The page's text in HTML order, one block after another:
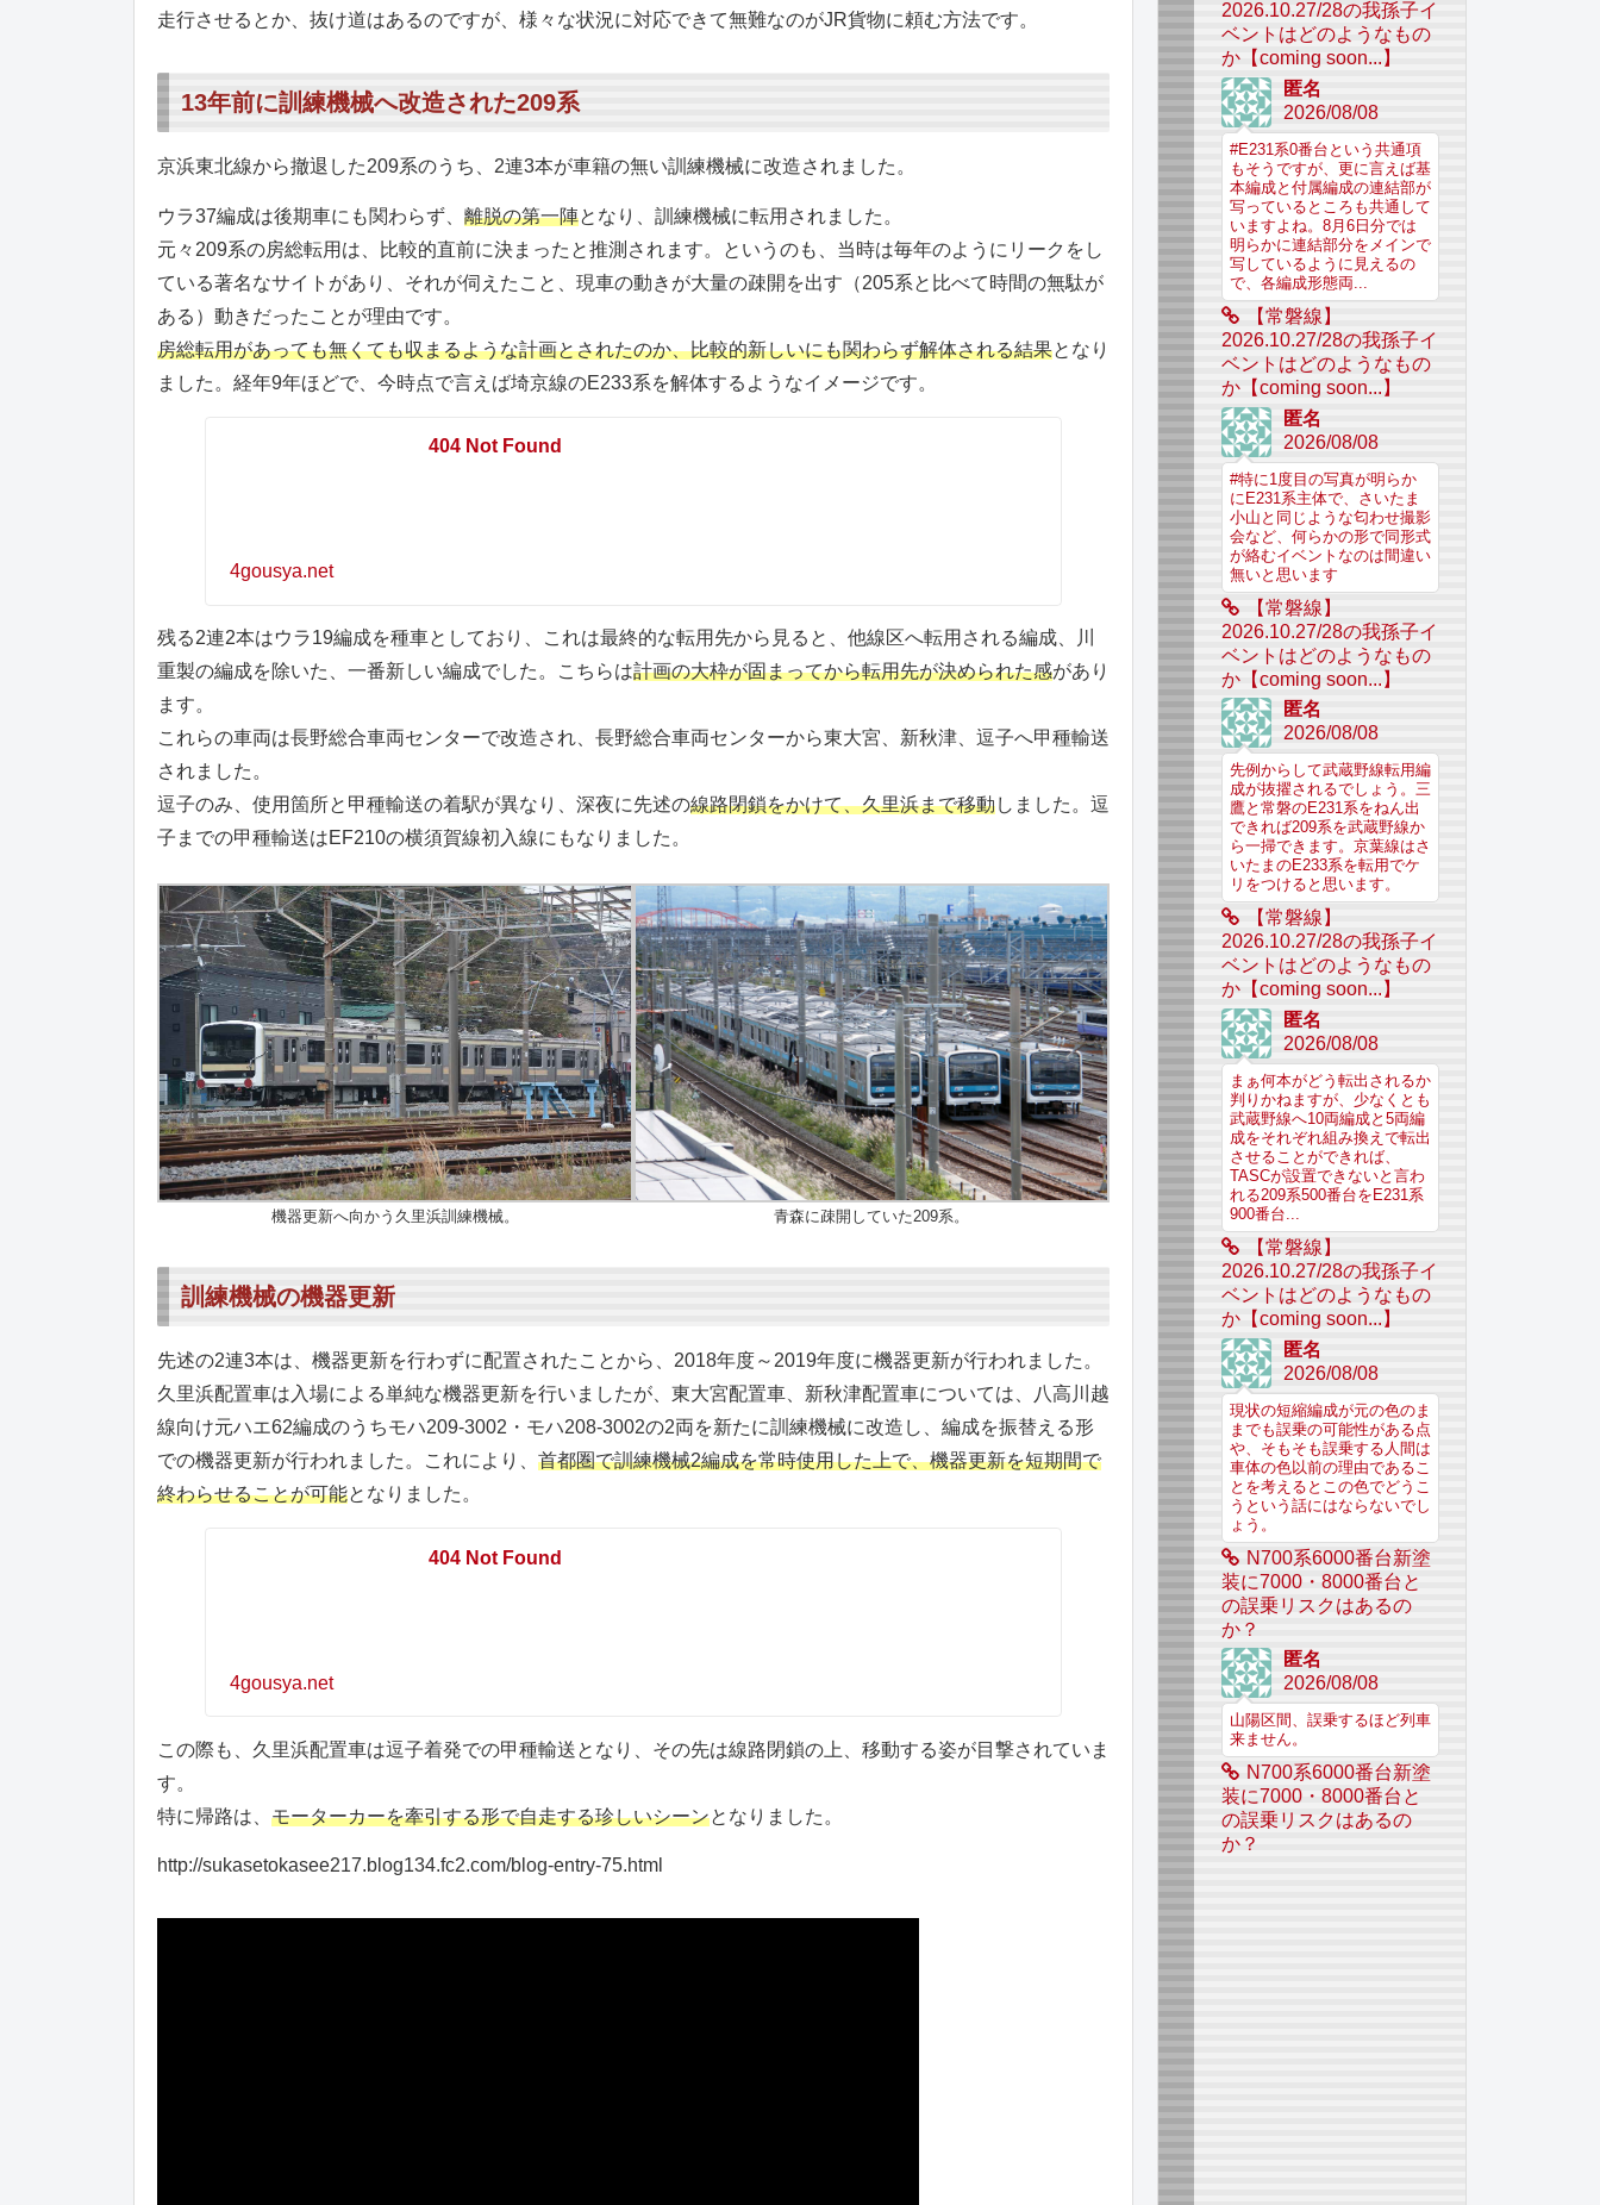
走行させるとか、抜け道はあるのですが、様々な状況に対応できて無難なのがJR貨物に頼む方法です。
13年前に訓練機械へ改造された209系
京浜東北線から撤退した209系のうち、2連3本が車籍の無い訓練機械に改造されました。
ウラ37編成は後期車にも関わらず、 離脱の第一陣となり、訓練機械に転用されました。
元々209系の房総転用は、比較的直前に決まったと推測されます。というのも、当時は毎年のようにリークをし
ている著名なサイトがあり、それが伺えたこと、現車の動きが大量の疎開を出す（205系と比べて時間の無駄が
ある）動きだったことが理由です。
房総転用があっても無くても収まるような計画とされたのか、比較的新しいにも関わらず解体される結果となり
ました。経年9年ほどで、今時点で言えば埼京線のE233系を解体するようなイメージです。
404 Not Found
4gousya.net
残る2連2本はウラ19編成を種車としており、これは最終的な転用先から見ると、他線区へ転用される編成、川
重製の編成を除いた、一番新しい編成でした。こちらは計画の大枠が固まってから転用先が決められた感があり
ます。
これらの車両は長野総合車両センターで改造され、長野総合車両センターから東大宮、新秋津、逗子へ甲種輸送
されました。
逗子のみ、使用箇所と甲種輸送の着駅が異なり、深夜に先述の線路閉鎖をかけて、久里浜まで移動しました。逗
子までの甲種輸送はEF210の横須賀線初入線にもなりました。
機器更新へ向かう久里浜訓練機械。 青森に疎開していた209系。
訓練機械の機器更新
先述の2連3本は、機器更新を行わずに配置されたことから、2018年度～2019年度に機器更新が行われました。
久里浜配置車は入場による単純な機器更新を行いましたが、東大宮配置車、新秋津配置車については、八高川越
線向け元ハエ62編成のうちモハ209-3002・モハ208-3002の2両を新たに訓練機械に改造し、編成を振替える形
での機器更新が行われました。これにより、 首都圏で訓練機械2編成を常時使用した上で、機器更新を短期間で
終わらせることが可能となりました。
404 Not Found
4gousya.net
この際も、久里浜配置車は逗子着発での甲種輸送となり、その先は線路閉鎖の上、移動する姿が目撃されていま
す。
特に帰路は、 モーターカーを牽引する形で自走する珍しいシーンとなりました。
http://sukasetokasee217.blog134.fc2.com/blog-entry-75.html
2026.10.27/28の我孫子イ
ベントはどのようなもの
か【coming soon...】
匿名
2026/08/08
#E231系0番台という共通項
もそうですが、更に言えば基
本編成と付属編成の連結部が
写っているところも共通して
いますよね。8月6日分では
明らかに連結部分をメインで
写しているように見えるの
で、各編成形態両...
【常磐線】
2026.10.27/28の我孫子イ
ベントはどのようなもの
か【coming soon...】
匿名
2026/08/08
#特に1度目の写真が明らか
にE231系主体で、さいたま
小山と同じような匂わせ撮影
会など、何らかの形で同形式
が絡むイベントなのは間違い
無いと思います
【常磐線】
2026.10.27/28の我孫子イ
ベントはどのようなもの
か【coming soon...】
匿名
2026/08/08
先例からして武蔵野線転用編
成が抜擢されるでしょう。三
鷹と常磐のE231系をねん出
できれば209系を武蔵野線か
ら一掃できます。京葉線はさ
いたまのE233系を転用でケ
リをつけると思います。
【常磐線】
2026.10.27/28の我孫子イ
ベントはどのようなもの
か【coming soon...】
匿名
2026/08/08
まぁ何本がどう転出されるか
判りかねますが、少なくとも
武蔵野線へ10両編成と5両編
成をそれぞれ組み換えで転出
させることができれば、
TASCが設置できないと言わ
れる209系500番台をE231系
900番台...
【常磐線】
2026.10.27/28の我孫子イ
ベントはどのようなもの
か【coming soon...】
匿名
2026/08/08
現状の短縮編成が元の色のま
までも誤乗の可能性がある点
や、そもそも誤乗する人間は
車体の色以前の理由であるこ
とを考えるとこの色でどうこ
うという話にはならないでし
ょう。
N700系6000番台新塗
装に7000・8000番台と
の誤乗リスクはあるの
か？
匿名
2026/08/08
山陽区間、誤乗するほど列車
来ません。
N700系6000番台新塗
装に7000・8000番台と
の誤乗リスクはあるの
か？